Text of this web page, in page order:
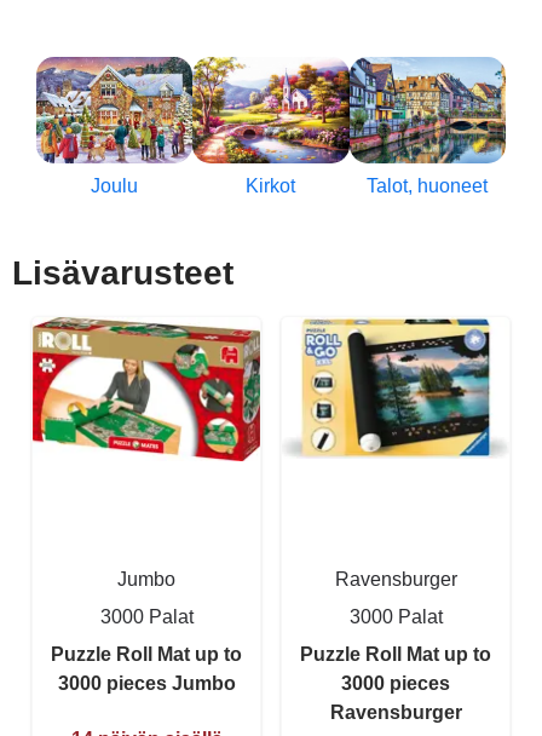
Joulu Kirkot Talot, huoneet
Lisävarusteet
Jumbo
3000 Palat
Puzzle Roll Mat up to
3000 pieces Jumbo
Ravensburger
3000 Palat
Puzzle Roll Mat up to
3000 pieces
Ravensburger